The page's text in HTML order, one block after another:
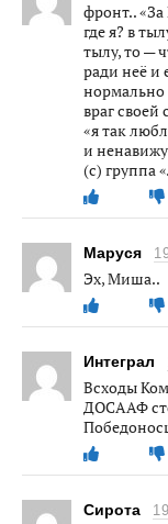
фронт..
где я? в
тылу, то —
ради неё и
нормально
враг своей
«я так
и ненавижу
(с) группа
Маруся
Эх, Миша..
Интеграл
Всходы
ДОСААФ
Сирота